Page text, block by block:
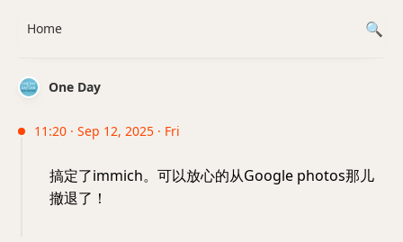
One Day
11:20 · Sep 12, 2025 · Fri
搞定了immich。可以放心的从Google photos那儿
撤退了！
Home